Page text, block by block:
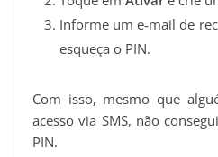
Informe um e‑mail de
esqueça o PIN.
Com isso, mesmo que
acesso via SMS, não
PIN.